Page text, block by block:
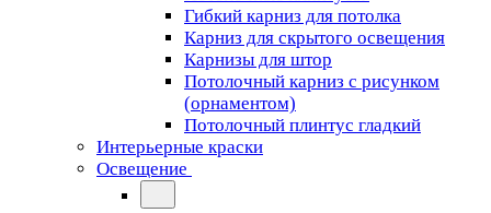
Гибкий карниз для потолка
Карниз для скрытого освещения
Карнизы для штор
Потолочный карниз с рисунком
(орнаментом)
Потолочный плинтус гладкий
Интерьерные краски
Освещение